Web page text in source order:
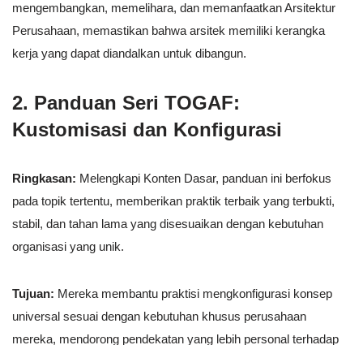
mengembangkan, memelihara, dan memanfaatkan Arsitektur
Perusahaan, memastikan bahwa arsitek memiliki kerangka
kerja yang dapat diandalkan untuk dibangun.
2. Panduan Seri TOGAF:
Kustomisasi dan Konfigurasi
Ringkasan: Melengkapi Konten Dasar, panduan ini berfokus
pada topik tertentu, memberikan praktik terbaik yang terbukti,
stabil, dan tahan lama yang disesuaikan dengan kebutuhan
organisasi yang unik.
Tujuan: Mereka membantu praktisi mengkonfigurasi konsep
universal sesuai dengan kebutuhan khusus perusahaan
mereka, mendorong pendekatan yang lebih personal terhadap